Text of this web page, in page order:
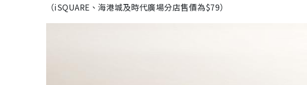
（iSQUARE、海港城及時代廣場分店售價為$79）